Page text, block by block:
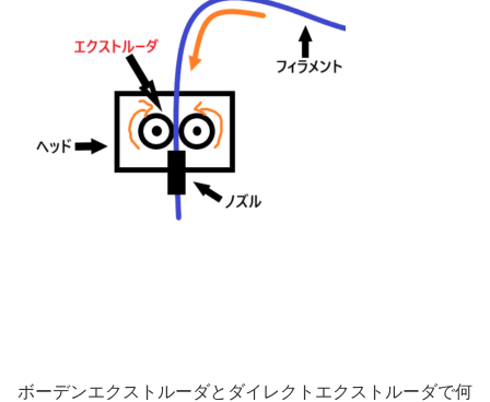
ボーデンエクストルーダとダイレクトエクストルーダで何